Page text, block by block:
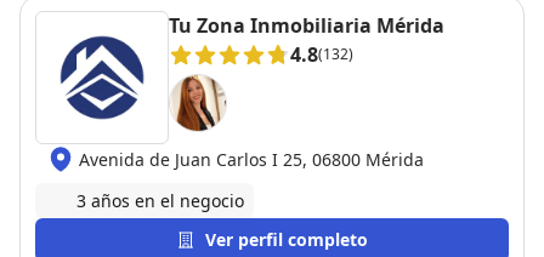
Tu Zona Inmobiliaria Mérida
4.8(132)
Avenida de Juan Carlos I 25, 06800 Mérida
3 años en el negocio
Ver perfil completo